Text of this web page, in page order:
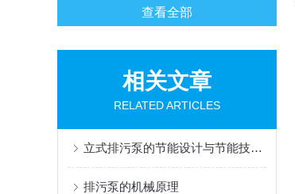
查看全部
相关文章
RELATED ARTICLES
立式排污泵的节能设计与节能技术分析
排污泵的机械原理